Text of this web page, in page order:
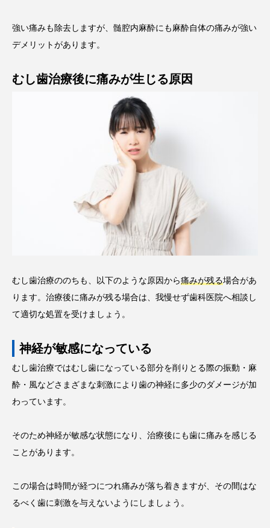
強い痛みも除去しますが、髄腔内麻酔にも麻酔自体の痛みが強い
デメリットがあります。
むし歯治療後に痛みが生じる原因
むし歯治療ののちも、以下のような原因から痛みが残る場合があ
ります。治療後に痛みが残る場合は、我慢せず歯科医院へ相談し
て適切な処置を受けましょう。
神経が敏感になっている
むし歯治療ではむし歯になっている部分を削りとる際の振動・麻
酔・風などさまざまな刺激により歯の神経に多少のダメージが加
わっています。
そのため神経が敏感な状態になり、治療後にも歯に痛みを感じる
ことがあります。
この場合は時間が経つにつれ痛みが落ち着きますが、その間はな
るべく歯に刺激を与えないようにしましょう。